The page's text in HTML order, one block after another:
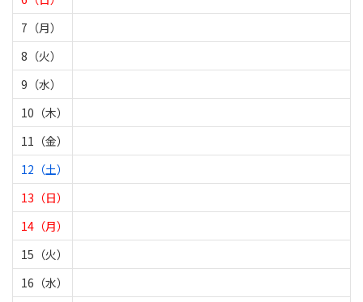
7（月）
8（火）
9（水）
10（木）
11（金）
12（土）
13（日）
14（月）
15（火）
16（水）